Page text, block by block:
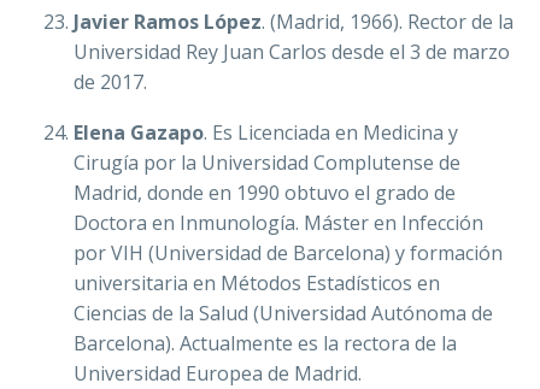
Javier Ramos López. (Madrid, 1966). Rector de la
Universidad Rey Juan Carlos desde el 3 de marzo
de 2017.
Elena Gazapo. Es Licenciada en Medicina y
Cirugía por la Universidad Complutense de
Madrid, donde en 1990 obtuvo el grado de
Doctora en Inmunología. Máster en Infección
por VIH (Universidad de Barcelona) y formación
universitaria en Métodos Estadísticos en
Ciencias de la Salud (Universidad Autónoma de
Barcelona). Actualmente es la rectora de la
Universidad Europea de Madrid.